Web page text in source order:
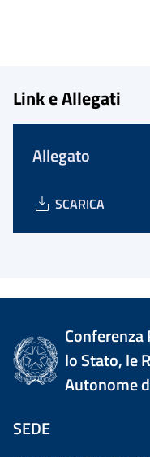
Link e Allegati
Allegato
SCARICA
lo Stato, le
Autonome
SEDE